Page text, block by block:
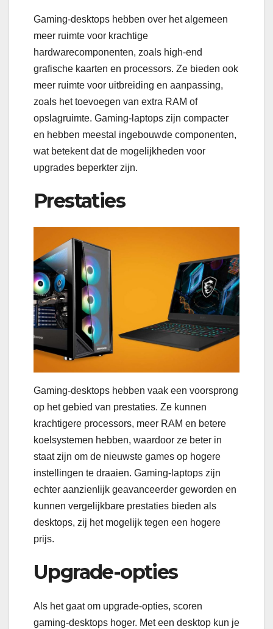
Gaming-desktops hebben over het algemeen
meer ruimte voor krachtige
hardwarecomponenten, zoals high-end
grafische kaarten en processors. Ze bieden ook
meer ruimte voor uitbreiding en aanpassing,
zoals het toevoegen van extra RAM of
opslagruimte. Gaming-laptops zijn compacter
en hebben meestal ingebouwde componenten,
wat betekent dat de mogelijkheden voor
upgrades beperkter zijn.
Prestaties
Gaming-desktops hebben vaak een voorsprong
op het gebied van prestaties. Ze kunnen
krachtigere processors, meer RAM en betere
koelsystemen hebben, waardoor ze beter in
staat zijn om de nieuwste games op hogere
instellingen te draaien. Gaming-laptops zijn
echter aanzienlijk geavanceerder geworden en
kunnen vergelijkbare prestaties bieden als
desktops, zij het mogelijk tegen een hogere
prijs.
Upgrade-opties
Als het gaat om upgrade-opties, scoren
gaming-desktops hoger. Met een desktop kun je